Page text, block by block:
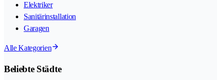
Elektriker
Sanitärinstallation
Garagen
Alle Kategorien
Beliebte Städte